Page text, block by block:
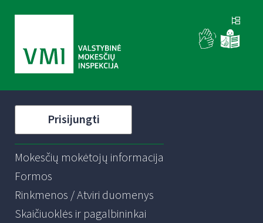
Prisijungti
Mokesčių mokėtojų informacija
Formos
Rinkmenos / Atviri duomenys
Skaičiuoklės ir pagalbininkai